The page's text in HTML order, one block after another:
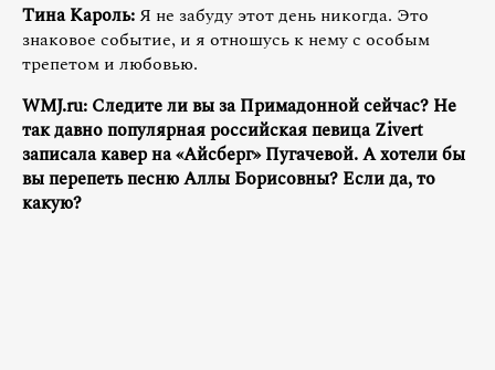
Тина Кароль:Я не забуду этот день никогда. Это
знаковое событие, и я отношусь к нему с особым
трепетом и любовью.
WMJ.ru: Следите ли вы за Примадонной сейчас? Не
так давно популярная российская певица Zivert
записала кавер на «Айсберг» Пугачевой. А хотели бы
вы перепеть песню Аллы Борисовны? Если да, то
какую?